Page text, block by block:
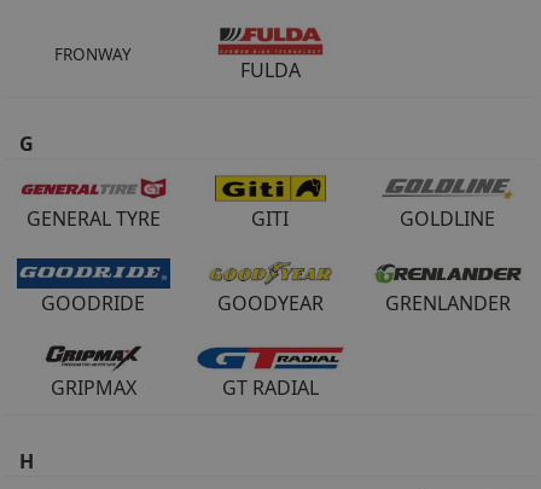
FRONWAY
FULDA
G
GENERAL TYRE GITI GOLDLINE
GOODRIDE GOODYEAR GRENLANDER
GRIPMAX GT RADIAL
H